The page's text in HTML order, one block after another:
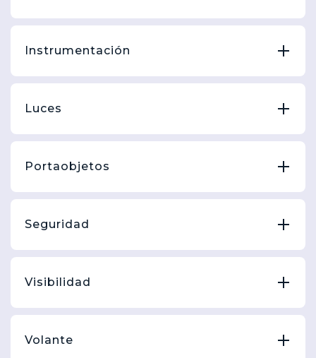
Instrumentación
Luces
Portaobjetos
Seguridad
Visibilidad
Volante